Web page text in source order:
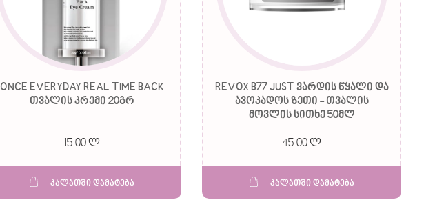
ONCE EVERYDAY REAL TIME BACK
თვალის კრემი 20გრ
15.00 ლ
კალათში დამატება
REVOX B77 JUST ვარდის წყალი და
ავოკადოს ზეთი - თვალის
მოვლის სითხე 50მლ
45.00 ლ
კალათში დამატება